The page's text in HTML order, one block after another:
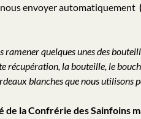
envoyer automatiquement
quelques unes des
récupération, la bouteille, le
blanches que nous
la Confrérie des Sainfoins